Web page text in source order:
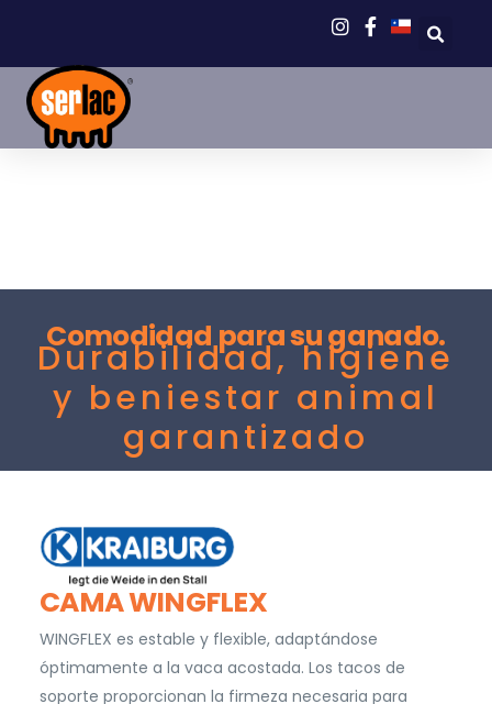
para su
Comodidad para su ganado.
Durabilidad, higiene
y beniestar animal
garantizado
CAMA WINGFLEX
WINGFLEX es estable y flexible, adaptándose
óptimamente a la vaca acostada. Los tacos de
soporte proporcionan la firmeza necesaria para